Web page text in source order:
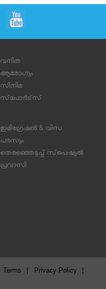
വനിത
ആരോഗ്യം
സിനിമ
സ്‌പോര്‍ട്‌സ്
ഇമിഗ്രേഷന്‍ & വിസ
പരസ്യം
തെരഞ്ഞെടുപ്പ് സ്‌പെഷ്യല്‍
പ്രവാസി
Terms Privacy Policy